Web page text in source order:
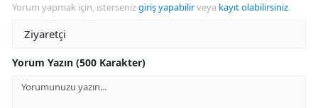
Yorum yapmak için, istersenizgiriş yapabilirveya kayıt olabilirsiniz.
Yorum Yazın (500 Karakter)